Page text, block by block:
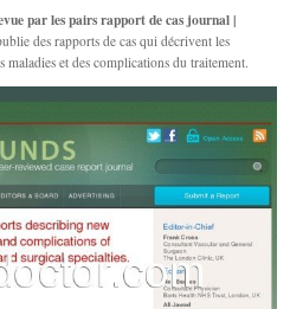
par les pairs rapport de cas journal |
des rapports de cas qui décrivent les
maladies et des complications du traitement.